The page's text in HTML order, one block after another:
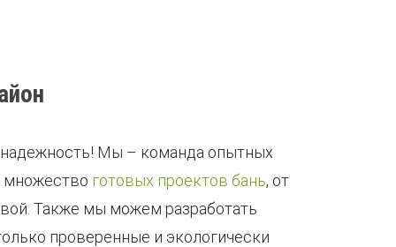
надежность! Мы – команда опытных
множество готовых проектов бань, от
Также мы можем разработать
проверенные и экологически